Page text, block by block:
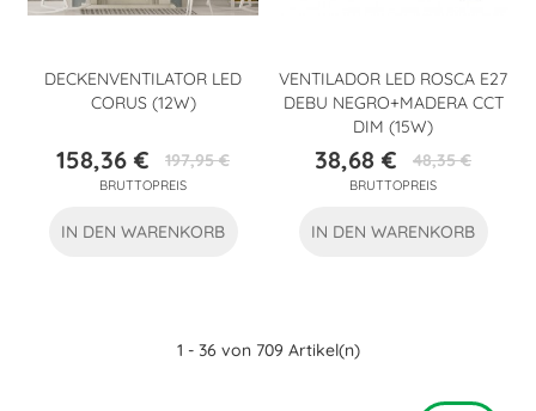
DECKENVENTILATOR LED
CORUS (12W)
Preis
158,36 €Verkaufspreis
197,95 €
BRUTTOPREIS
IN DEN WARENKORB
VENTILADOR LED ROSCA E27
DEBU NEGRO+MADERA CCT
DIM (15W)
Preis
38,68 €Verkaufspreis
48,35 €
BRUTTOPREIS
IN DEN WARENKORB
1 - 36 von 709 Artikel(n)